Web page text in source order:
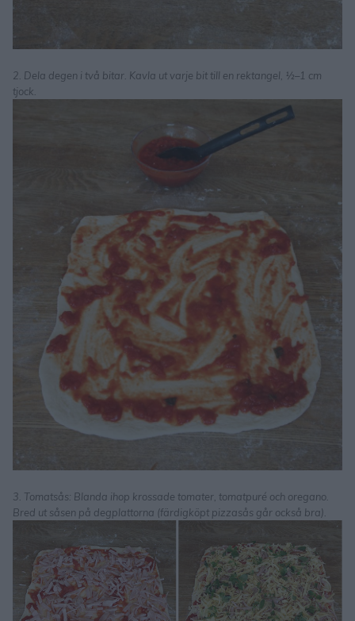
2. Dela degen i två bitar. Kavla ut varje bit till en rektangel, ½–1 cm
tjock.
3. Tomatsås: Blanda ihop krossade tomater, tomatpuré och oregano.
Bred ut såsen på degplattorna (färdigköpt pizzasås går också bra).